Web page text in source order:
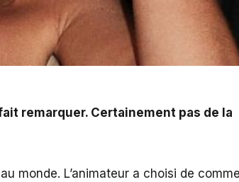
remarquer. Certainement pas de la
monde. L’animateur a choisi de